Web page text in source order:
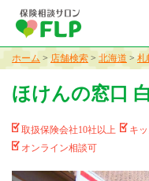
ホーム > 店舗検索 > 北海道 > 札
ほけんの窓口
取扱保険会社10社以上 キ
オンライン相談可